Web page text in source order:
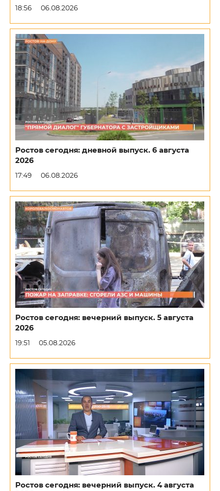
18:56 06.08.2026
Ростов сегодня: дневной выпуск. 6 августа
2026
17:49 06.08.2026
Ростов сегодня: вечерний выпуск. 5 августа
2026
19:51 05.08.2026
Ростов сегодня: вечерний выпуск. 4 августа